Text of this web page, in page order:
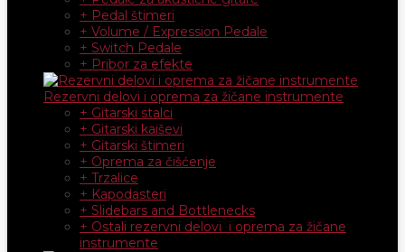
+ Pedal štimeri
+ Volume / Expression Pedale
+ Switch Pedale
+ Pribor za efekte
Rezervni delovi i oprema za žičane instrumente
+ Gitarski stalci
+ Gitarski kaiševi
+ Gitarski štimeri
+ Oprema za čišćenje
+ Trzalice
+ Kapodasteri
+ Slidebars and Bottlenecks
+ Ostali rezervni delovi i oprema za žičane
instrumente